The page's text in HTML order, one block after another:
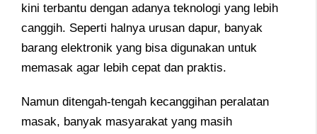
kini terbantu dengan adanya teknologi yang lebih
canggih. Seperti halnya urusan dapur, banyak
barang elektronik yang bisa digunakan untuk
memasak agar lebih cepat dan praktis.
Namun ditengah-tengah kecanggihan peralatan
masak, banyak masyarakat yang masih